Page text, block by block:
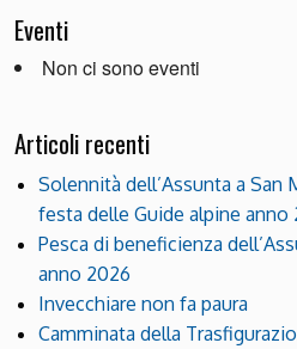
Eventi
Non ci sono eventi
Articoli recenti
Solennità dell’Assunta a San
festa delle Guide alpine anno
Pesca di beneficienza
anno 2026
Invecchiare non fa paura
Camminata della